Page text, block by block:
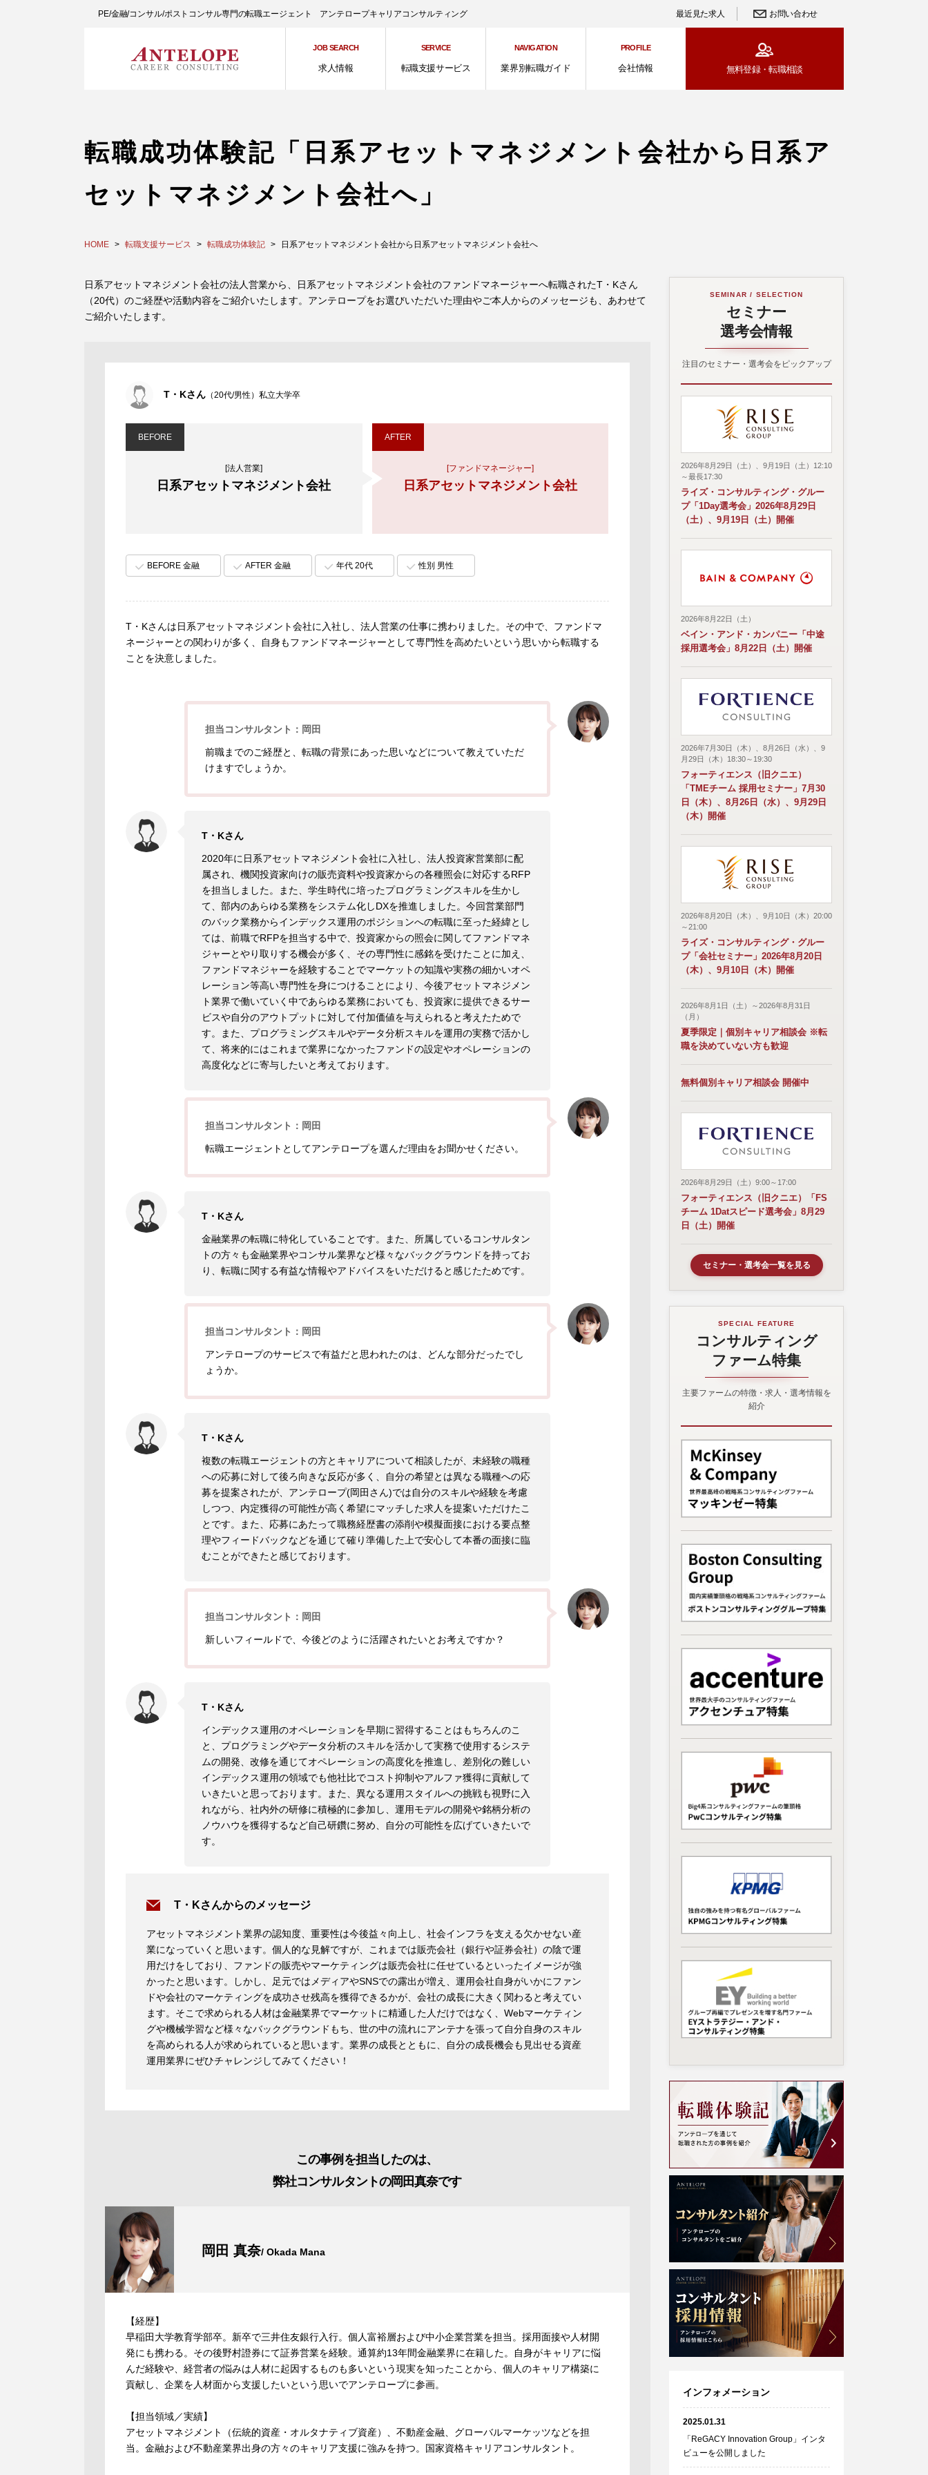
PE/金融/コンサル/ポストコンサル専門の転職エージェント アンテロープキャリアコンサルティング 最近見た求人 お問い合わせ
JOB SEARCH
求人情報
SERVICE
転職支援サービス
NAVIGATION
業界別転職ガイド
PROFILE
会社情報 無料登録・転職相談
転職成功体験記「日系アセットマネジメント会社から日系ア
セットマネジメント会社へ」
HOME 転職支援サービス 転職成功体験記 日系アセットマネジメント会社から日系アセットマネジメント会社へ
日系アセットマネジメント会社の法人営業から、日系アセットマネジメント会社のファンドマネージャーへ転職されたT・Kさん
（20代）のご経歴や活動内容をご紹介いたします。アンテロープをお選びいただいた理由やご本人からのメッセージも、あわせて
ご紹介いたします。
T・Kさん （20代/男性）私立大学卒
BEFORE
[法人営業]
日系アセットマネジメント会社
AFTER
[ファンドマネージャー]
日系アセットマネジメント会社
BEFORE 金融 AFTER 金融 年代 20代 性別 男性
T・Kさんは日系アセットマネジメント会社に入社し、法人営業の仕事に携わりました。その中で、ファンドマ
ネージャーとの関わりが多く、自身もファンドマネージャーとして専門性を高めたいという思いから転職する
ことを決意しました。
担当コンサルタント：岡田
前職までのご経歴と、転職の背景にあった思いなどについて教えていただ
けますでしょうか。
T・Kさん
2020年に日系アセットマネジメント会社に入社し、法人投資家営業部に配
属され、機関投資家向けの販売資料や投資家からの各種照会に対応するRFP
を担当しました。また、学生時代に培ったプログラミングスキルを生かし
て、部内のあらゆる業務をシステム化しDXを推進しました。今回営業部門
のバック業務からインデックス運用のポジションへの転職に至った経緯とし
ては、前職でRFPを担当する中で、投資家からの照会に関してファンドマネ
ジャーとやり取りする機会が多く、その専門性に感銘を受けたことに加え、
ファンドマネジャーを経験することでマーケットの知識や実務の細かいオペ
レーション等高い専門性を身につけることにより、今後アセットマネジメン
ト業界で働いていく中であらゆる業務においても、投資家に提供できるサー
ビスや自分のアウトプットに対して付加価値を与えられると考えたためで
す。また、プログラミングスキルやデータ分析スキルを運用の実務で活かし
て、将来的にはこれまで業界になかったファンドの設定やオペレーションの
高度化などに寄与したいと考えております。
担当コンサルタント：岡田
転職エージェントとしてアンテロープを選んだ理由をお聞かせください。
T・Kさん
金融業界の転職に特化していることです。また、所属しているコンサルタン
トの方々も金融業界やコンサル業界など様々なバックグラウンドを持ってお
り、転職に関する有益な情報やアドバイスをいただけると感じたためです。
担当コンサルタント：岡田
アンテロープのサービスで有益だと思われたのは、どんな部分だったでし
ょうか。
T・Kさん
複数の転職エージェントの方とキャリアについて相談したが、未経験の職種
への応募に対して後ろ向きな反応が多く、自分の希望とは異なる職種への応
募を提案されたが、アンテロープ(岡田さん)では自分のスキルや経験を考慮
しつつ、内定獲得の可能性が高く希望にマッチした求人を提案いただけたこ
とです。また、応募にあたって職務経歴書の添削や模擬面接における要点整
理やフィードバックなどを通じて確り準備した上で安心して本番の面接に臨
むことができたと感じております。
担当コンサルタント：岡田
新しいフィールドで、今後どのように活躍されたいとお考えですか？
T・Kさん
インデックス運用のオペレーションを早期に習得することはもちろんのこ
と、プログラミングやデータ分析のスキルを活かして実務で使用するシステ
ムの開発、改修を通じてオペレーションの高度化を推進し、差別化の難しい
インデックス運用の領域でも他社比でコスト抑制やアルファ獲得に貢献して
いきたいと思っております。また、異なる運用スタイルへの挑戦も視野に入
れながら、社内外の研修に積極的に参加し、運用モデルの開発や銘柄分析の
ノウハウを獲得するなど自己研鑽に努め、自分の可能性を広げていきたいで
す。
T・Kさんからのメッセージ
アセットマネジメント業界の認知度、重要性は今後益々向上し、社会インフラを支える欠かせない産
業になっていくと思います。個人的な見解ですが、これまでは販売会社（銀行や証券会社）の陰で運
用だけをしており、ファンドの販売やマーケティングは販売会社に任せているといったイメージが強
かったと思います。しかし、足元ではメディアやSNSでの露出が増え、運用会社自身がいかにファン
ドや会社のマーケティングを成功させ残高を獲得できるかが、会社の成長に大きく関わると考えてい
ます。そこで求められる人材は金融業界でマーケットに精通した人だけではなく、Webマーケティン
グや機械学習など様々なバックグラウンドもち、世の中の流れにアンテナを張って自分自身のスキル
を高められる人が求められていると思います。業界の成長とともに、自分の成長機会も見出せる資産
運用業界にぜひチャレンジしてみてください！
この事例を担当したのは、
弊社コンサルタントの岡田真奈です
岡田 真奈/ Okada Mana
【経歴】
早稲田大学教育学部卒。新卒で三井住友銀行入行。個人富裕層および中小企業営業を担当。採用面接や人材開
発にも携わる。その後野村證券にて証券営業を経験。通算約13年間金融業界に在籍した。自身がキャリアに悩
んだ経験や、経営者の悩みは人材に起因するものも多いという現実を知ったことから、個人のキャリア構築に
貢献し、企業を人材面から支援したいという思いでアンテロープに参画。
【担当領域／実績】
アセットマネジメント（伝統的資産・オルタナティブ資産）、不動産金融、グローバルマーケッツなどを担
当。金融および不動産業界出身の方々のキャリア支援に強みを持つ。国家資格キャリアコンサルタント。
SEMINAR / SELECTION
セミナー
選考会情報
注目のセミナー・選考会をピックアップ
2026年8月29日（土）、9月19日（土）12:10
～最長17:30
ライズ・コンサルティング・グルー
プ「1Day選考会」2026年8月29日
（土）、9月19日（土）開催
2026年8月22日（土）
ベイン・アンド・カンパニー「中途
採用選考会」8月22日（土）開催
2026年7月30日（木）、8月26日（水）、9
月29日（木）18:30～19:30
フォーティエンス（旧クニエ）
「TMEチーム 採用セミナー」7月30
日（木）、8月26日（水）、9月29日
（木）開催
2026年8月20日（木）、9月10日（木）20:00
～21:00
ライズ・コンサルティング・グルー
プ「会社セミナー」2026年8月20日
（木）、9月10日（木）開催
2026年8月1日（土）～2026年8月31日
（月）
夏季限定｜個別キャリア相談会 ※転
職を決めていない方も歓迎
無料個別キャリア相談会 開催中
2026年8月29日（土）9:00～17:00
フォーティエンス（旧クニエ）「FS
チーム 1Datスピード選考会」8月29
日（土）開催
セミナー・選考会一覧を見る
SPECIAL FEATURE
コンサルティング
ファーム特集
主要ファームの特徴・求人・選考情報を
紹介
インフォメーション
2025.01.31
「ReGACY Innovation Group」インタ
ビューを公開しました